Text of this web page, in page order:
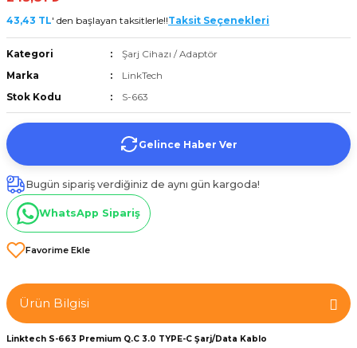
Çevirici
43,43 TL' den başlayan taksitlerle!!Taksit Seçenekleri
Kategori
Şarj Cihazı / Adaptör
Marka
LinkTech
Stok Kodu
S-663
Gelince Haber Ver
Bugün sipariş verdiğiniz de aynı gün kargoda!
WhatsApp Sipariş
Ürün Bilgisi
Linktech S-663 Premium Q.C 3.0 TYPE-C Şarj/Data Kablo